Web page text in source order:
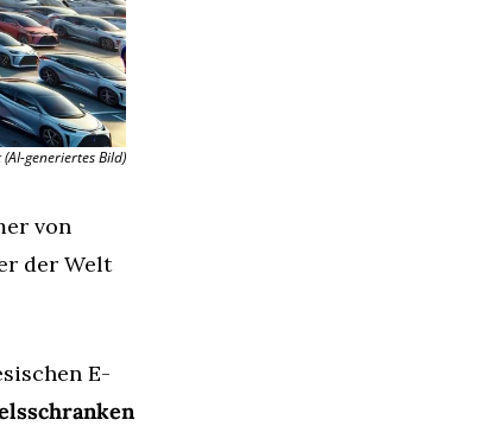
generiertes Bild)
von
der Welt
E-